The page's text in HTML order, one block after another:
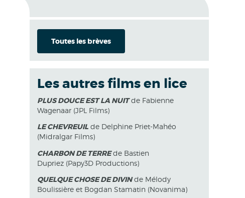
Toutes les brèves
Les autres films en lice
PLUS DOUCE EST LA NUIT de Fabienne
Wagenaar (JPL Films)
LE CHEVREUIL de Delphine Priet-Mahéo
(Midralgar Films)
CHARBON DE TERREde Bastien
Dupriez (Papy3D Productions)
QUELQUE CHOSE DE DIVIN de Mélody
Boulissière et Bogdan Stamatin (Novanima)